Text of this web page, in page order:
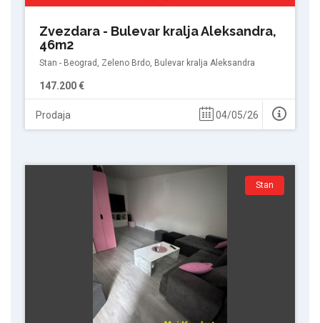
Zvezdara - Bulevar kralja Aleksandra,
46m2
Stan - Beograd, Zeleno Brdo, Bulevar kralja Aleksandra
147.200 €
Prodaja 04/05/26
Stan